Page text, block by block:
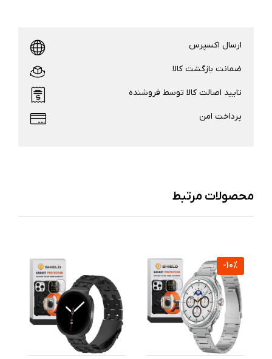
ارسال اکسپرس
ضمانت بازگشت کالا
تایید اصالت کالا توسط فروشنده
پرداخت امن
محصولات مرتبط
-10%